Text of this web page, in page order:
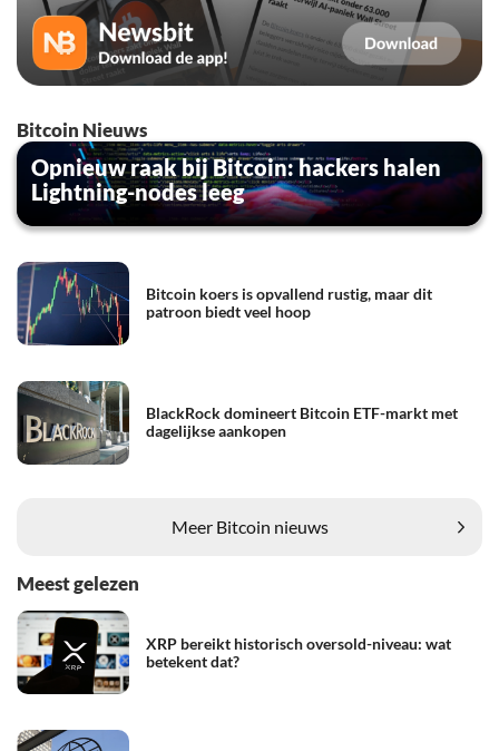
Bitcoin Nieuws
Opnieuw raak bij Bitcoin: hackers halen
Lightning-nodes leeg
Bitcoin koers is opvallend rustig, maar dit
patroon biedt veel hoop
BlackRock domineert Bitcoin ETF-markt met
dagelijkse aankopen
Meer Bitcoin nieuws
Meest gelezen
XRP bereikt historisch oversold-niveau: wat
betekent dat?